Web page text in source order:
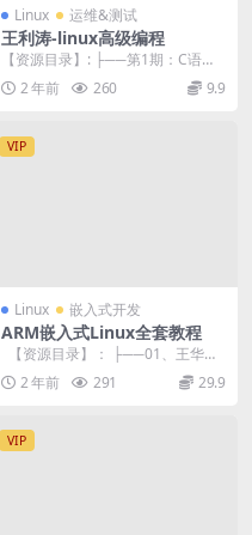
Linux 运维&测试
王利涛-linux高级编程
【资源目录】: ├──第1期：C语言
进阶路线学习指南 | ├──1.1 嵌入
式C...2 年前 260 9.9
VIP
Linux 嵌入式开发
ARM嵌入式Linux全套教程
【资源目录】： ├──01、王华斌
—ARM初学者入门与提高视频 |...
2 年前 291 29.9
VIP